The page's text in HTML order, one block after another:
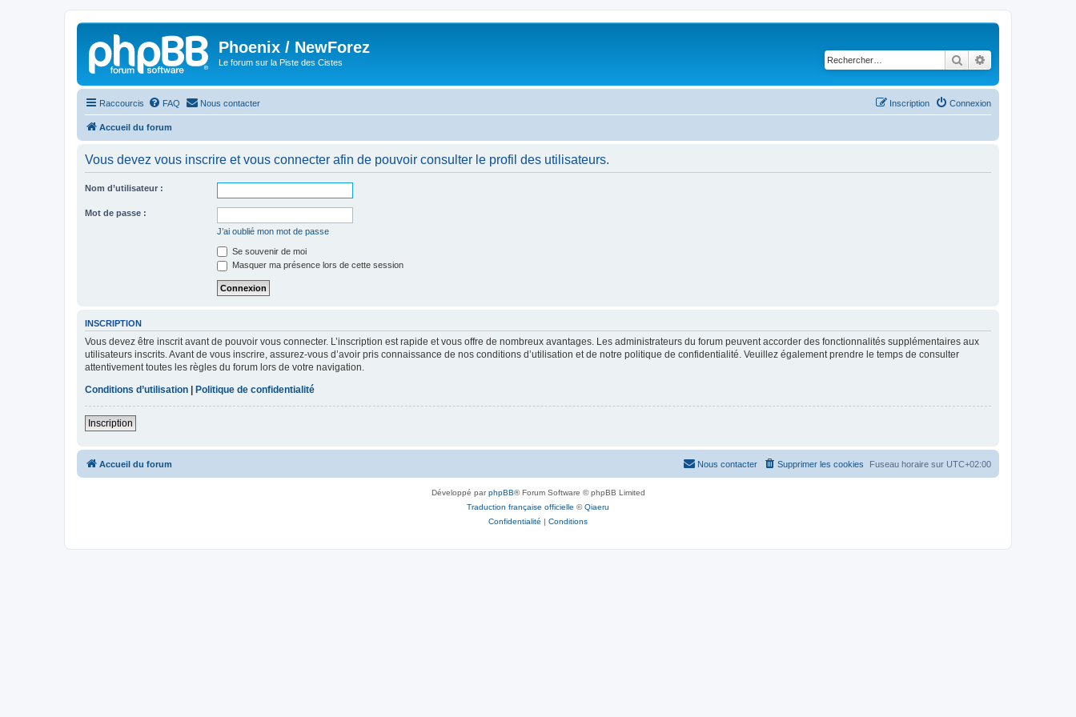
Phoenix / NewForez
Le forum sur la Piste des Cistes Rechercher
Raccourcis FAQ Nous contacter Connexion
Inscription
Accueil du forum
Vous devez vous inscrire et vous connecter afin de pouvoir consulter le profil des utilisateurs.
Nom d’utilisateur :
Mot de passe :
J’ai oublié mon mot de passe
Se souvenir de moi
Masquer ma présence lors de cette session
INSCRIPTION
Vous devez être inscrit avant de pouvoir vous connecter. L’inscription est rapide et vous offre de nombreux avantages. Les administrateurs du forum peuvent accorder des fonctionnalités supplémentaires aux
utilisateurs inscrits. Avant de vous inscrire, assurez-vous d’avoir pris connaissance de nos conditions d’utilisation et de notre politique de confidentialité. Veuillez également prendre le temps de consulter
attentivement toutes les règles du forum lors de votre navigation.
Conditions d’utilisation
Politique de confidentialité
Inscription
Accueil du forum Fuseau horaire sur UTC+02:00
Supprimer les cookies
Nous contacter
Développé parphpBB® Forum Software © phpBB Limited
Traduction française officielle ©Qiaeru
Confidentialité | Conditions